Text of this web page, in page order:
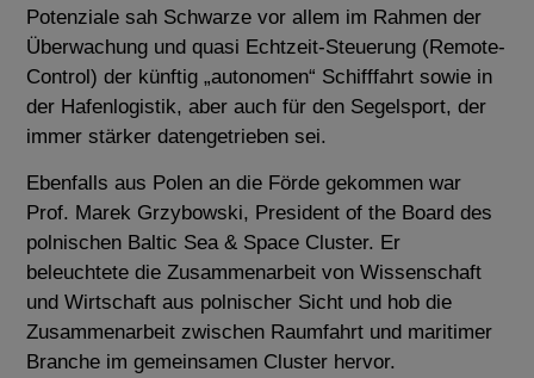
Potenziale sah Schwarze vor allem im Rahmen der
Überwachung und quasi Echtzeit-Steuerung (Remote-
Control) der künftig „autonomen“ Schifffahrt sowie in
der Hafenlogistik, aber auch für den Segelsport, der
immer stärker datengetrieben sei.
Ebenfalls aus Polen an die Förde gekommen war
Prof. Marek Grzybowski, President of the Board des
polnischen Baltic Sea & Space Cluster. Er
beleuchtete die Zusammenarbeit von Wissenschaft
und Wirtschaft aus polnischer Sicht und hob die
Zusammenarbeit zwischen Raumfahrt und maritimer
Branche im gemeinsamen Cluster hervor.